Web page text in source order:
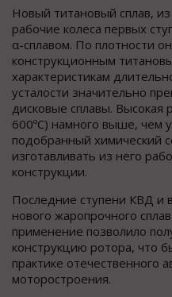
Новый титановый сплав,
рабочие колеса первых
α-сплавом. По плотности
конструкционным
характеристикам
усталости значительно
дисковые сплавы. Высокая
600ºС) намного выше, чем
подобранный химический
изготавливать из него
конструкции.
Последние ступени КВД и
нового жаропрочного
применение позволило
конструкцию ротора, что
практике отечественного
моторостроения.